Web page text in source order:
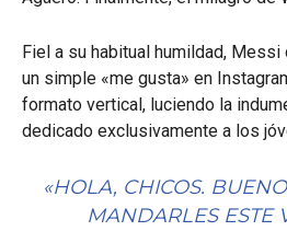
Fiel a su habitual humildad,
un simple «me gusta» en
formato vertical, luciendo la
dedicado exclusivamente a los
«HOLA, CHICOS.
MANDARLES ESTE